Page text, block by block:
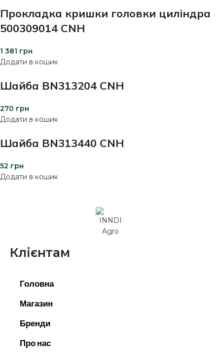
Прокладка кришки головки циліндра
500309014 CNH
1 381 грн
Додати в кошик
Шайба BN313204 CNH
270 грн
Додати в кошик
Шайба BN313440 CNH
52 грн
Додати в кошик
Клієнтам
Головна
Магазин
Бренди
Про нас